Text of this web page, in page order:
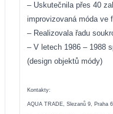
– Uskutečnila přes 40
improvizovaná móda ve
– Realizovala řadu
– V letech 1986 – 1988
(design objektů módy)
Kontakty:
AQUA TRADE, Slezanů 9, Praha 6,